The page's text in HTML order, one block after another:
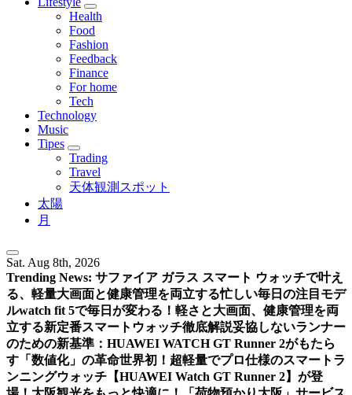
Health
Food
Fashion
Feedback
Finance
For home
Tech
Technology
Music
Tipes
Trading
Travel
天体観測スポット
太陽
月
Sat. Aug 8th, 2026
Trending News: サファイア ガラス スマート ウォッチで叶え
る、軽量大画面と健康管理を両立する忙しい毎日の注目モデ
ルwatch fit 5で毎日が変わる！軽さと大画面、健康管理を両
立する新定番スマートウォッチ徹底解説妥協しないランナー
のための新基準：HUAWEI WATCH GT Runner 2がもたら
す「数値化」の革命世界初！超軽量でプロ仕様のスマートラ
ンニングウォッチ【HUAWEI Watch GT Runner 2】が登